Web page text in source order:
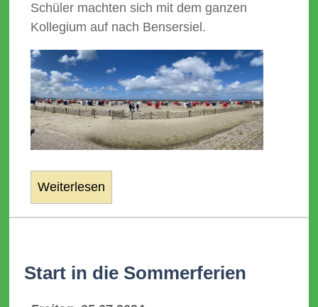
Schüler machten sich mit dem ganzen
Kollegium auf nach Bensersiel.
Weiterlesen
Start in die Sommerferien